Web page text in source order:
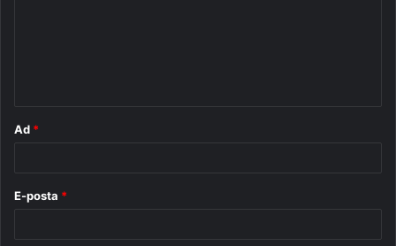
Ad *
E-posta *